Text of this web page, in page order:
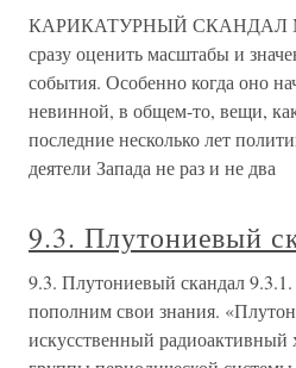
КАРИКАТУРНЫЙ СКАНДАЛ
сразу оценить масштабы и
события. Особенно когда оно
невинной, в общем-то, вещи,
последние несколько лет
деятели Запада не раз и не два
9.3. Плутониевый
9.3. Плутониевый скандал
пополним свои знания.
искусственный радиоактивный